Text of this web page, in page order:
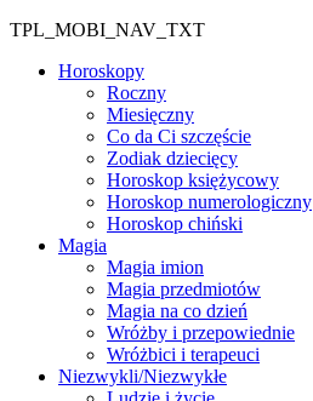
TPL_MOBI_NAV_TXT
Horoskopy
Roczny
Miesięczny
Co da Ci szczęście
Zodiak dziecięcy
Horoskop księżycowy
Horoskop numerologiczny
Horoskop chiński
Magia
Magia imion
Magia przedmiotów
Magia na co dzień
Wróżby i przepowiednie
Wróżbici i terapeuci
Niezwykli/Niezwykłe